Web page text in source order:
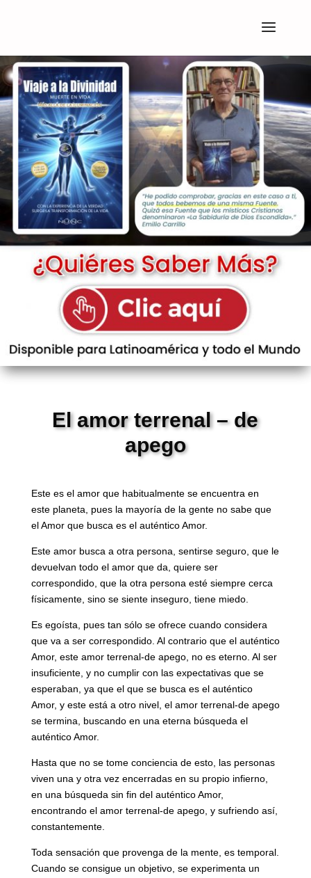
El amor terrenal – de
apego
Este es el amor que habitualmente se encuentra en
este planeta, pues la mayoría de la gente no sabe que
el Amor que busca es el auténtico Amor.
Este amor busca a otra persona, sentirse seguro, que le
devuelvan todo el amor que da, quiere ser
correspondido, que la otra persona esté siempre cerca
físicamente, sino se siente inseguro, tiene miedo.
Es egoísta, pues tan sólo se ofrece cuando considera
que va a ser correspondido. Al contrario que el auténtico
Amor, este amor terrenal-de apego, no es eterno. Al ser
insuficiente, y no cumplir con las expectativas que se
esperaban, ya que el que se busca es el auténtico
Amor, y este está a otro nivel, el amor terrenal-de apego
se termina, buscando en una eterna búsqueda el
auténtico Amor.
Hasta que no se tome conciencia de esto, las personas
viven una y otra vez encerradas en su propio infierno,
en una búsqueda sin fin del auténtico Amor,
encontrando el amor terrenal-de apego, y sufriendo así,
constantemente.
Toda sensación que provenga de la mente, es temporal.
Cuando se consigue un objetivo, se experimenta un